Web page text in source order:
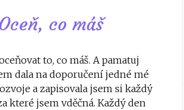
Oceň, co máš
to, co máš. A pamatuj
dala na doporučení jedné mé
a zapisovala jsem si každý
které jsem vděčná. Každý den